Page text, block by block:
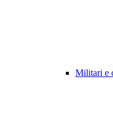
Militari e